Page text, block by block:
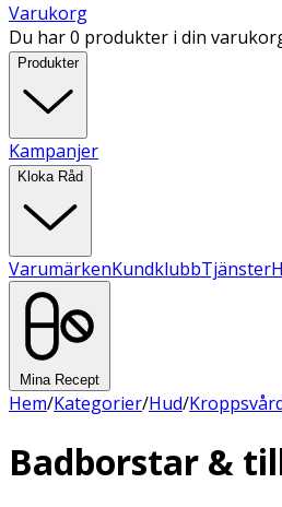
Varukorg
Du har 0 produkter i din
Produkter
Kampanjer
Kloka Råd
VarumärkenKundklubbTjänster
Mina Recept
Hem/Kategorier/Hud/
Badborstar &